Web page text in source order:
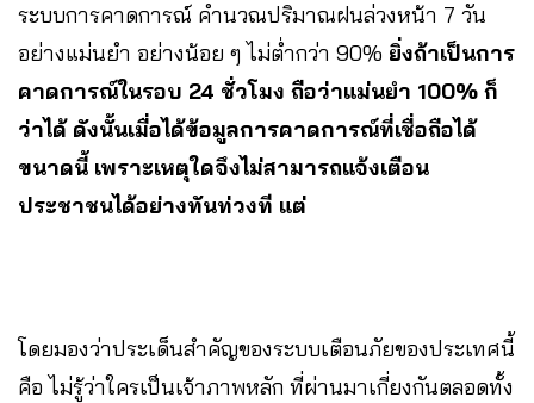
ระบบการคาดการณ์ คำนวณปริมาณฝนล่วงหน้า 7 วัน
อย่างแม่นยำ อย่างน้อย ๆ ไม่ต่ำกว่า 90% ยิ่งถ้าเป็นการ
คาดการณ์ในรอบ 24 ชั่วโมง ถือว่าแม่นยำ 100% ก็
ว่าได้ ดังนั้นเมื่อได้ข้อมูลการคาดการณ์ที่เชื่อถือได้
ขนาดนี้ เพราะเหตุใดจึงไม่สามารถแจ้งเตือน
ประชาชนได้อย่างทันท่วงที แต่
โดยมองว่าประเด็นสำคัญของระบบเตือนภัยของประเทศนี้
คือ ไม่รู้ว่าใครเป็นเจ้าภาพหลัก ที่ผ่านมาเกี่ยงกันตลอดทั้ง